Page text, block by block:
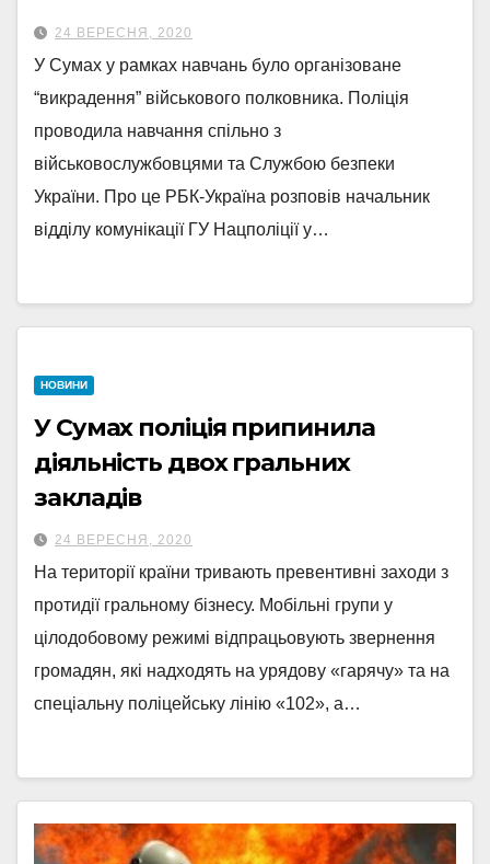
24 ВЕРЕСНЯ, 2020
У Сумах у рамках навчань було організоване
“викрадення” військового полковника. Поліція
проводила навчання спільно з
військовослужбовцями та Службою безпеки
України. Про це РБК-Україна розповів начальник
відділу комунікації ГУ Нацполіції у…
НОВИНИ
У Сумах поліція припинила
діяльність двох гральних
закладів
24 ВЕРЕСНЯ, 2020
На території країни тривають превентивні заходи з
протидії гральному бізнесу. Мобільні групи у
цілодобовому режимі відпрацьовують звернення
громадян, які надходять на урядову «гарячу» та на
спеціальну поліцейську лінію «102», а…